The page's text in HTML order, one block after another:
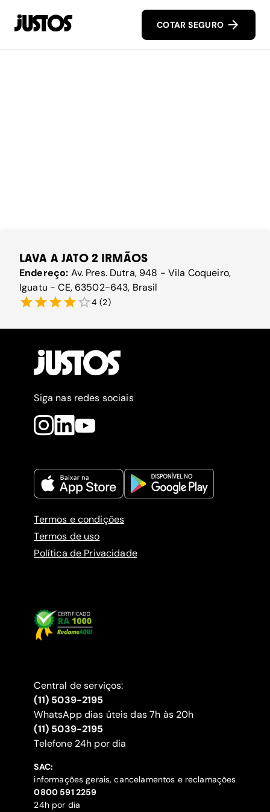
COTAR SEGURO
LAVA A JATO 2 IRMÃOS
Endereço: Av. Pres. Dutra, 948 - Vila Coqueiro,
Iguatu - CE, 63502-643, Brasil
4 (2)
Siga nas redes sociais
Termos e condições
Termos de uso
Política de Privacidade
Central de serviços:
(11) 5039-2195
WhatsApp dias úteis das 7h às 20h
(11) 5039-2195
‍Telefone 24h por dia
SAC:
informações gerais, cancelamentos e reclamações
‍0800 591 2259
24h por dia